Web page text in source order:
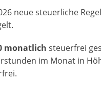
neue steuerliche
monatlich steuerfrei
im Monat in